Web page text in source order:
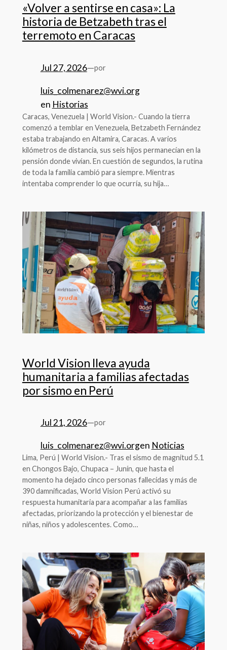
«Volver a sentirse en casa»: La
historia de Betzabeth tras el
terremoto en Caracas
Jul 27, 2026—por
luis_colmenarez@wvi.org
en Historias
Caracas, Venezuela | World Vision.- Cuando la tierra
comenzó a temblar en Venezuela, Betzabeth Fernández
estaba trabajando en Altamira, Caracas. A varios
kilómetros de distancia, sus seis hijos permanecían en la
pensión donde vivían. En cuestión de segundos, la rutina
de toda la familia cambió para siempre. Mientras
intentaba comprender lo que ocurría, su hija…
World Vision lleva ayuda
humanitaria a familias afectadas
por sismo en Perú
Jul 21, 2026—por
luis_colmenarez@wvi.orgen Noticias
Lima, Perú | World Vision.- Tras el sismo de magnitud 5.1
en Chongos Bajo, Chupaca – Junín, que hasta el
momento ha dejado cinco personas fallecidas y más de
390 damnificadas, World Vision Perú activó su
respuesta humanitaria para acompañar a las familias
afectadas, priorizando la protección y el bienestar de
niñas, niños y adolescentes. Como…